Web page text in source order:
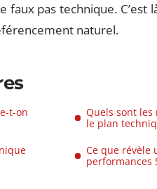
pas technique. C’est
naturel.
t-on
Quels sont les
le plan
Ce que révèle
performances